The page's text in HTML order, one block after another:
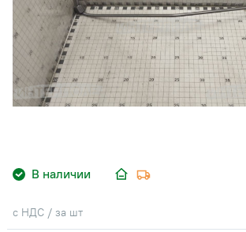
В наличии
с НДС / за шт